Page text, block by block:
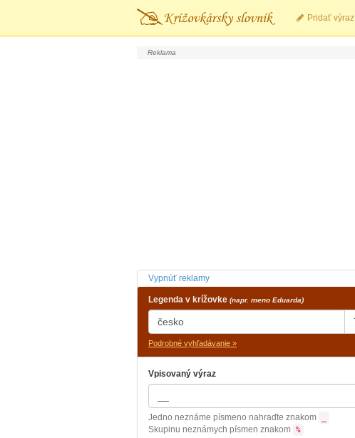
Pridať výraz
Vypnúť reklamy
Legenda v krížovke (napr. meno Eduarda)
Podrobné vyhľadávanie »
Vpisovaný výraz
Jedno neznáme písmeno nahraďte znakom
Skupinu neznámych písmen znakom %